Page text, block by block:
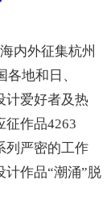
内外征集杭州
地和日、
计爱好者及热
征作品4263
列严密的工作
计作品“潮涌”脱